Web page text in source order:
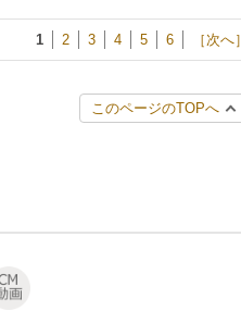
1 2 3 4 5 6 ［次へ］
このページのTOPへ